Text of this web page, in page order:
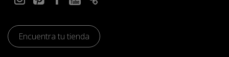
Encuentra tu tienda